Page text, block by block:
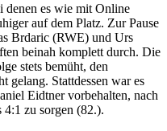
denen es wie mit Online
auf dem Platz. Zur Pause
Brdaric (RWE) und Urs
beinah komplett durch. Die
stets bemüht, den
gelang. Stattdessen war es
Eidtner vorbehalten, nach
zu sorgen (82.).